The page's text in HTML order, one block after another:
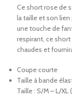
Ce short rose de
la taille et son
une touche de
respirant, ce
chaudes et
Coupe courte
Taille à bande
Taille : S/M – L/